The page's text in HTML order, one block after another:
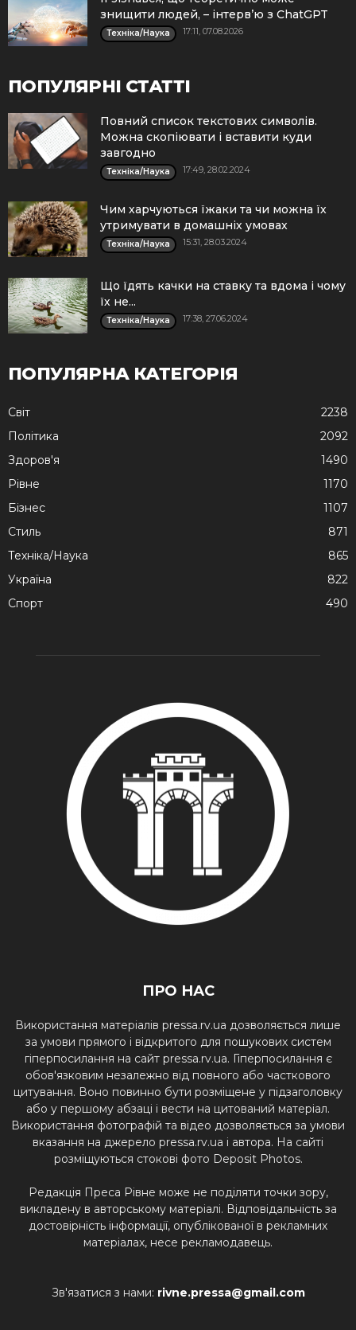
знищити людей, – інтерв’ю з ChatGPT
Техніка/Наука 17:11, 07.08.2026
ПОПУЛЯРНІ СТАТТІ
Повний список текстових символів.
Можна скопіювати і вставити куди
завгодно
Техніка/Наука 17:49, 28.02.2024
Чим харчуються їжаки та чи можна їх
утримувати в домашніх умовах
Техніка/Наука 15:31, 28.03.2024
Що їдять качки на ставку та вдома і чому
їх не...
Техніка/Наука 17:38, 27.06.2024
ПОПУЛЯРНА КАТЕГОРІЯ
Cвіт
2238
Політика
2092
Здоров'я
1490
Рівне
1170
Бізнес
1107
Стиль
871
Техніка/Наука
865
Україна
822
Спорт
490
ПРО НАС
Використання матеріалів pressa.rv.ua дозволяється лише
за умови прямого і відкритого для пошукових систем
гіперпосилання на сайт pressa.rv.ua. Гіперпосилання є
обов'язковим незалежно від повного або часткового
цитування. Воно повинно бути розміщене у підзаголовку
або у першому абзаці і вести на цитований матеріал.
Використання фотографій та відео дозволяється за умови
вказання на джерело pressa.rv.ua і автора. На сайті
розміщуються стокові фото Deposit Photos.
Редакція Преса Рівне може не поділяти точки зору,
викладену в авторському матеріалі. Відповідальність за
достовірність інформації, опублікованої в рекламних
матеріалах, несе рекламодавець.
Зв'язатися з нами: rivne.pressa@gmail.com